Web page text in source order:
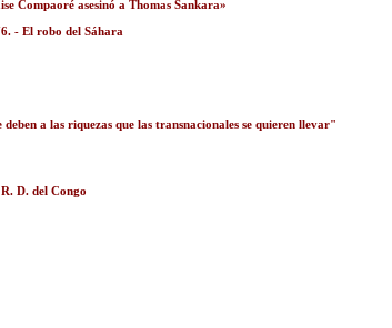
Compaoré asesinó a Thomas Sankara»
- El robo del Sáhara
a las riquezas que las transnacionales se quieren llevar"
D. del Congo